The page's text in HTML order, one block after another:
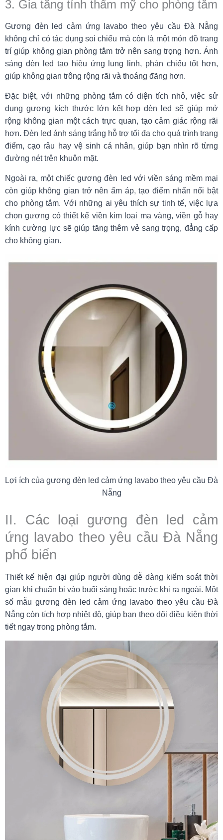
3. Gia tăng tính thẩm mỹ cho phòng tắm
Gương đèn led cảm ứng lavabo theo yêu cầu Đà Nẵng
không chỉ có tác dụng soi chiếu mà còn là một món đồ trang
trí giúp không gian phòng tắm trở nên sang trọng hơn. Ánh
sáng đèn led tạo hiệu ứng lung linh, phản chiếu tốt hơn,
giúp không gian trông rộng rãi và thoáng đãng hơn.
Đặc biệt, với những phòng tắm có diện tích nhỏ, việc sử
dụng gương kích thước lớn kết hợp đèn led sẽ giúp mở
rộng không gian một cách trực quan, tạo cảm giác rộng rãi
hơn. Đèn led ánh sáng trắng hỗ trợ tối đa cho quá trình trang
điểm, cạo râu hay vệ sinh cá nhân, giúp bạn nhìn rõ từng
đường nét trên khuôn mặt.
Ngoài ra, một chiếc gương đèn led với viền sáng mềm mại
còn giúp không gian trở nên ấm áp, tạo điểm nhấn nổi bật
cho phòng tắm. Với những ai yêu thích sự tinh tế, việc lựa
chọn gương có thiết kế viền kim loại mạ vàng, viền gỗ hay
kính cường lực sẽ giúp tăng thêm vẻ sang trọng, đẳng cấp
cho không gian.
Lợi ích của gương đèn led cảm ứng lavabo theo yêu cầu Đà
Nẵng
II. Các loại gương đèn led cảm
ứng lavabo theo yêu cầu Đà Nẵng
phổ biến
Thiết kế hiện đại giúp người dùng dễ dàng kiểm soát thời
gian khi chuẩn bị vào buổi sáng hoặc trước khi ra ngoài. Một
số mẫu gương đèn led cảm ứng lavabo theo yêu cầu Đà
Nẵng còn tích hợp nhiệt độ, giúp bạn theo dõi điều kiện thời
tiết ngay trong phòng tắm.